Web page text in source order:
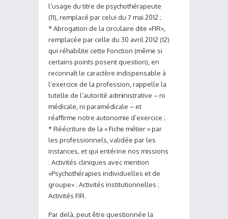
l’usage du titre de psychothérapeute
(11), remplacé par celui du 7 mai 2012 ;
* Abrogation de la circulaire dite «FIR»,
remplacée par celle du 30 avril 2012 (12)
qui réhabilite cette Fonction (même si
certains points posent question), en
reconnaît le caractère indispensable à
l’exercice de la profession, rappelle la
tutelle de l’autorité administrative – ni
médicale, ni paramédicale – et
réaffirme notre autonomie d’exercice ;
* Réécriture de la « Fiche métier » par
les professionnels, validée par les
instances, et qui entérine nos missions
: Activités cliniques avec mention
«Psychothérapies individuelles et de
groupe» ; Activités institutionnelles ;
Activités FIR.
Par delà, peut être questionnée la